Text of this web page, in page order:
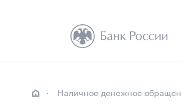
Наличное денежное